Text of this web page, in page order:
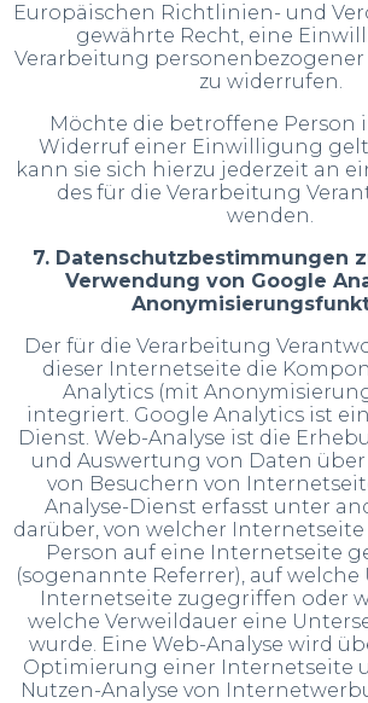
Europäischen Richtlinien- und
gewährte Recht, eine
Verarbeitung
zu widerrufen.
Möchte die betroffene Person
Widerruf einer Einwilligung
kann sie sich hierzu jederzeit an
des für die Verarbeitung
wenden.
7. Datenschutzbestimmungen
Verwendung von Google
Der für die Verarbeitung
dieser Internetseite die
Analytics (mit
integriert. Google Analytics ist
Dienst. Web-Analyse ist die
und Auswertung von Daten über
von Besuchern von
Analyse-Dienst erfasst unter
darüber, von welcher
Person auf eine Internetseite
(sogenannte Referrer), auf
Internetseite zugegriffen oder
welche Verweildauer eine
wurde. Eine Web-Analyse wird
Optimierung einer Internetseite
Nutzen-Analyse von